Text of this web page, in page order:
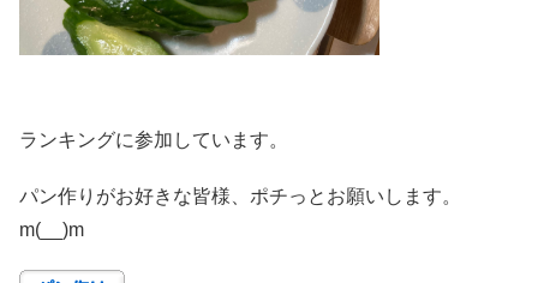
ランキングに参加しています。
パン作りがお好きな皆様、ポチっとお願いします。
m(__)m